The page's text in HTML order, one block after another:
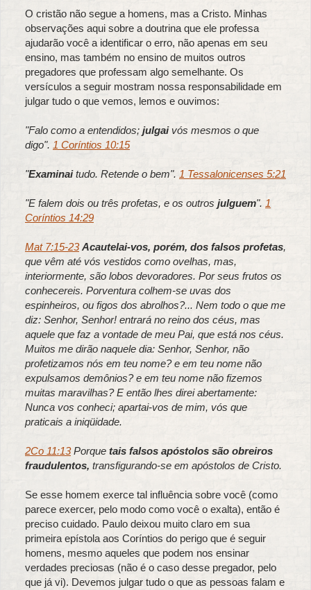
O cristão não segue a homens, mas a Cristo. Minhas
observações aqui sobre a doutrina que ele professa
ajudarão você a identificar o erro, não apenas em seu
ensino, mas também no ensino de muitos outros
pregadores que professam algo semelhante. Os
versículos a seguir mostram nossa responsabilidade em
julgar tudo o que vemos, lemos e ouvimos:
"Falo como a entendidos; julgaivós mesmos o que
digo". 1 Coríntios 10:15
"Examinaitudo. Retende o bem". 1 Tessalonicenses 5:21
"E falem dois ou três profetas, e os outros julguem". 1
Coríntios 14:29
Mat 7:15-23 Acautelai-vos, porém, dos falsos profetas,
que vêm até vós vestidos como ovelhas, mas,
interiormente, são lobos devoradores. Por seus frutos os
conhecereis. Porventura colhem-se uvas dos
espinheiros, ou figos dos abrolhos?... Nem todo o que me
diz: Senhor, Senhor! entrará no reino dos céus, mas
aquele que faz a vontade de meu Pai, que está nos céus.
Muitos me dirão naquele dia: Senhor, Senhor, não
profetizamos nós em teu nome? e em teu nome não
expulsamos demônios? e em teu nome não fizemos
muitas maravilhas? E então lhes direi abertamente:
Nunca vos conheci; apartai-vos de mim, vós que
praticais a iniqüidade.
2Co 11:13Porque tais falsos apóstolos são obreiros
fraudulentos, transfigurando-se em apóstolos de Cristo.
Se esse homem exerce tal influência sobre você (como
parece exercer, pelo modo como você o exalta), então é
preciso cuidado. Paulo deixou muito claro em sua
primeira epístola aos Coríntios do perigo que é seguir
homens, mesmo aqueles que podem nos ensinar
verdades preciosas (não é o caso desse pregador, pelo
que já vi). Devemos julgar tudo o que as pessoas falam e